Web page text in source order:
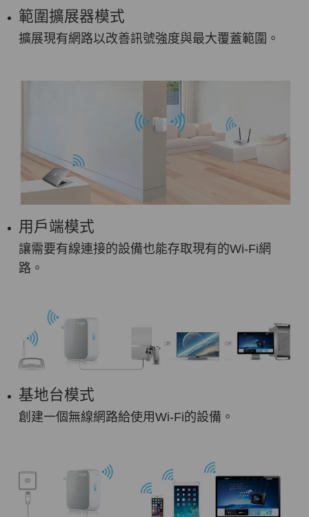
範圍擴展器模式
擴展現有網路以改善訊號強度與最大覆蓋範圍。
用戶端模式
讓需要有線連接的設備也能存取現有的Wi-Fi網
路。
基地台模式
創建一個無線網路給使用Wi-Fi的設備。